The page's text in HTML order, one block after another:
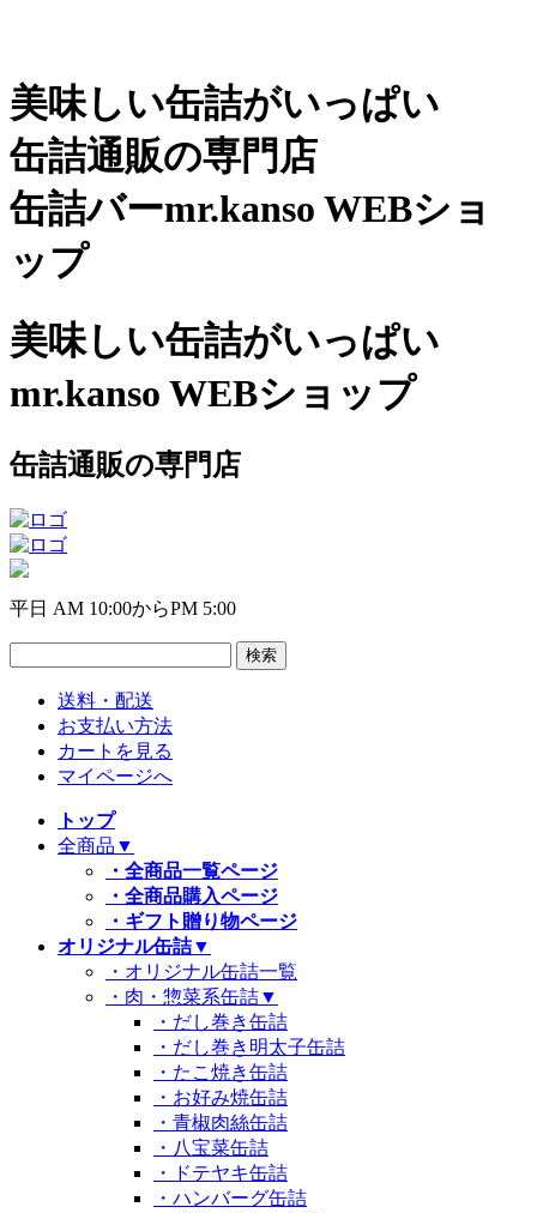
美味しい缶詰がいっぱい
缶詰通販の専門店
缶詰バーmr.kanso WEBショ
ップ
美味しい缶詰がいっぱい
mr.kanso WEBショップ
缶詰通販の専門店
平日 AM 10:00からPM 5:00
送料・配送
お支払い方法
カートを見る
マイページへ
トップ
全商品 ▼
・全商品一覧ページ
・全商品購入ページ
・ギフト贈り物ページ
オリジナル缶詰▼
・オリジナル缶詰一覧
・肉・惣菜系缶詰▼
・だし巻き缶詰
・だし巻き明太子缶詰
・たこ焼き缶詰
・お好み焼缶詰
・青椒肉絲缶詰
・八宝菜缶詰
・ドテヤキ缶詰
・ハンバーグ缶詰